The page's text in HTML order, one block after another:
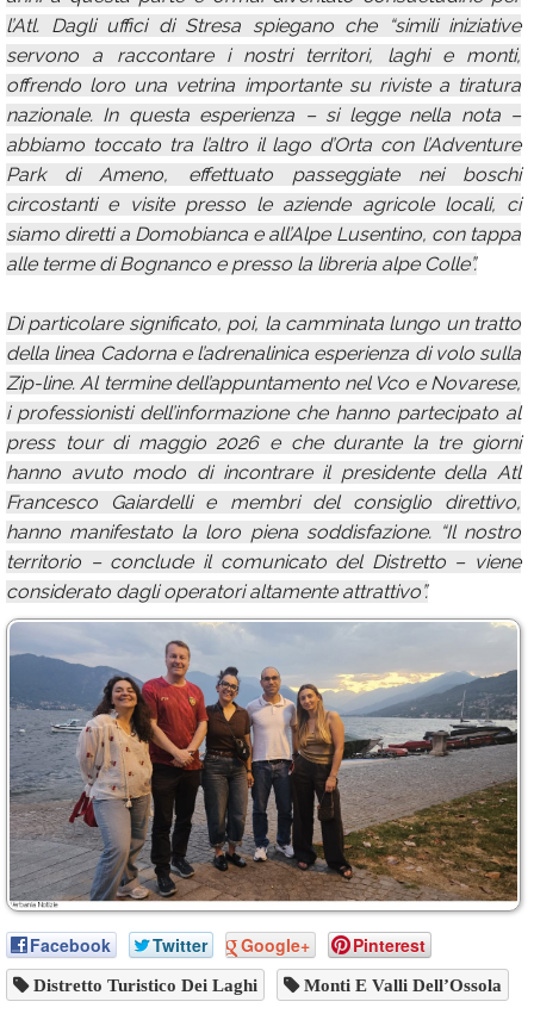
l’Atl. Dagli uffici di Stresa spiegano che “simili iniziative
servono a raccontare i nostri territori, laghi e monti,
offrendo loro una vetrina importante su riviste a tiratura
nazionale. In questa esperienza – si legge nella nota –
abbiamo toccato tra l’altro il lago d’Orta con l’Adventure
Park di Ameno, effettuato passeggiate nei boschi
circostanti e visite presso le aziende agricole locali, ci
siamo diretti a Domobianca e all’Alpe Lusentino, con tappa
alle terme di Bognanco e presso la libreria alpe Colle”.
Di particolare significato, poi, la camminata lungo un tratto
della linea Cadorna e l’adrenalinica esperienza di volo sulla
Zip-line. Al termine dell’appuntamento nel Vco e Novarese,
i professionisti dell’informazione che hanno partecipato al
press tour di maggio 2026 e che durante la tre giorni
hanno avuto modo di incontrare il presidente della Atl
Francesco Gaiardelli e membri del consiglio direttivo,
hanno manifestato la loro piena soddisfazione. “Il nostro
territorio – conclude il comunicato del Distretto – viene
considerato dagli operatori altamente attrattivo”.
Facebook Twitter Google+ Pinterest
Distretto Turistico Dei Laghi Monti E Valli Dell’Ossola